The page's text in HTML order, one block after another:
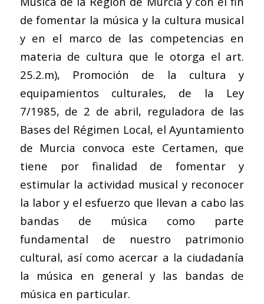
de fomentar la música y la cultura musical
y en el marco de las competencias en
materia de cultura que le otorga el art.
25.2.m), Promoción de la cultura y
equipamientos culturales, de la Ley
7/1985, de 2 de abril, reguladora de las
Bases del Régimen Local, el Ayuntamiento
de Murcia convoca este Certamen, que
tiene por finalidad de fomentar y
estimular la actividad musical y reconocer
la labor y el esfuerzo que llevan a cabo las
bandas de música como parte
fundamental de nuestro patrimonio
cultural, así como acercar a la ciudadanía
la música en general y las bandas de
música en particular.